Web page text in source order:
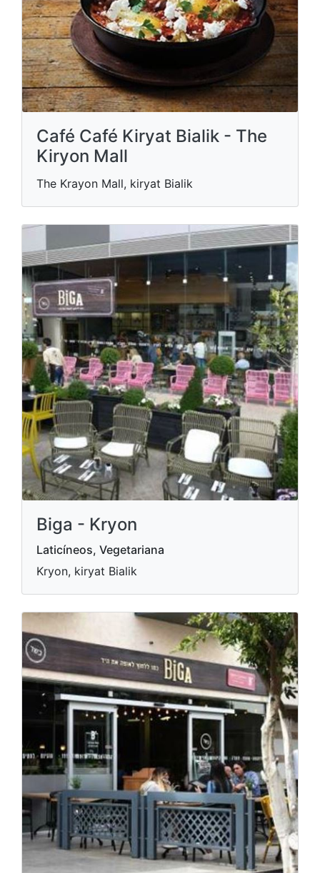
Café Café Kiryat Bialik - The
Kiryon Mall
The Krayon Mall, kiryat Bialik
Biga - Kryon
Laticíneos, Vegetariana
Kryon, kiryat Bialik